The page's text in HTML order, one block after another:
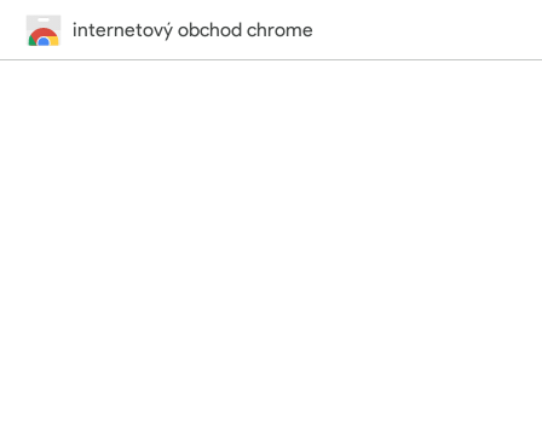
internetový obchod chrome